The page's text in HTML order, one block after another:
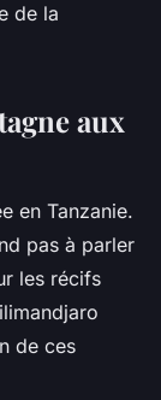
de la
aux
en Tanzanie.
pas à parler
les récifs
de ces